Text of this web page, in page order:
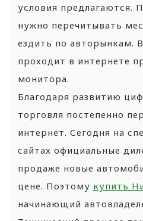
условия предлагаются.
нужно перечитывать
ездить по авторынкам.
проходит в интернете
монитора.
Благодаря развитию
торговля постепенно
интернет. Сегодня на
сайтах официальные
продаже новые
цене. Поэтому купить
начинающий